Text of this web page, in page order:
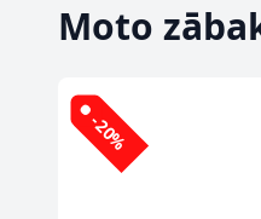
Moto
-20%